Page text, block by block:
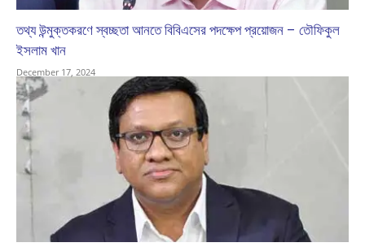
তথ্য উন্মুক্তকরণে স্বচ্ছতা আনতে বিবিএসের পদক্ষেপ প্রয়োজন – তৌফিকুল
ইসলাম খান
December 17, 2024